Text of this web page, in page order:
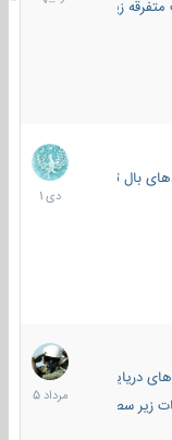
زیرسطحی
بال ثابت
12
دی
1401
دریایی
سطحی
2
مرداد
1405